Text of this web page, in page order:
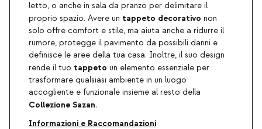
letto, o anche in sala da pranzo per delimitare il
proprio spazio. Avere un tappeto decorativo non
solo offre comfort e stile, ma aiuta anche a ridurre il
rumore, protegge il pavimento da possibili danni e
definisce le aree della tua casa. Inoltre, il suo design
rende il tuo tappeto un elemento essenziale per
trasformare qualsiasi ambiente in un luogo
accogliente e funzionale insieme al resto della
Collezione Sazan.
Informazioni e Raccomandazioni